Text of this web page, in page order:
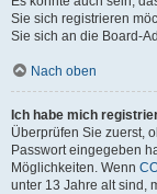
Sie sich registrieren
Sie sich an die Board-
Nach oben
Ich habe mich
Überprüfen Sie zuerst,
Passwort eingegeben
Möglichkeiten. Wenn
unter 13 Jahre alt sind,